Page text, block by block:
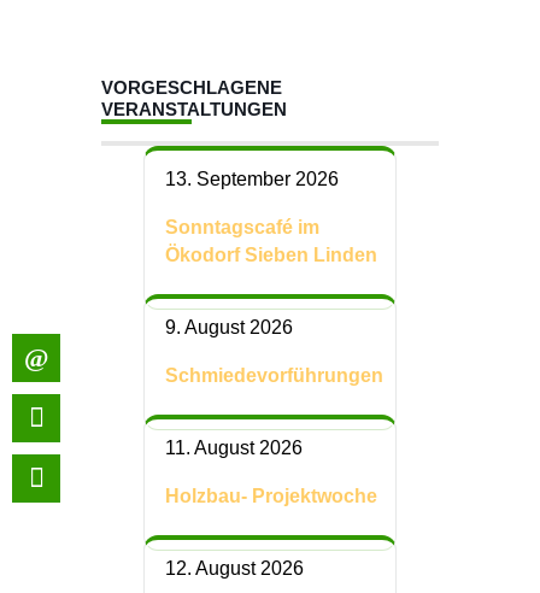
VORGESCHLAGENE
VERANSTALTUNGEN
13. September 2026
Sonntagscafé im
Ökodorf Sieben Linden
9. August 2026
Schmiedevorführungen
11. August 2026
Holzbau- Projektwoche
12. August 2026